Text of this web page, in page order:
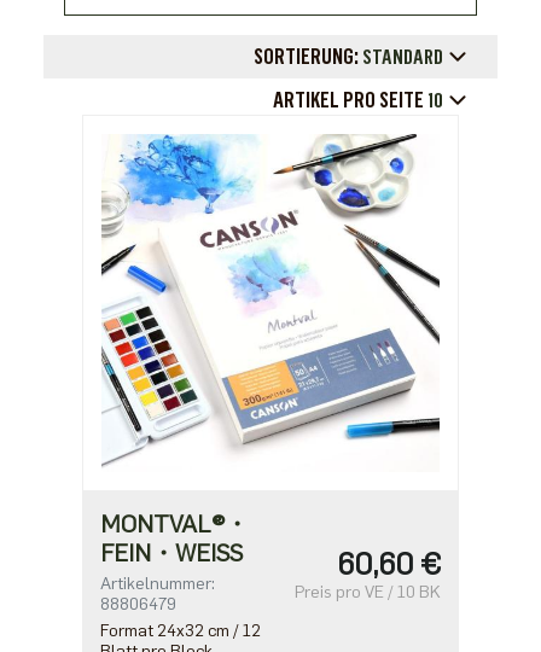
SORTIERUNG: STANDARD
ARTIKEL PRO SEITE 10
MONTVAL®・
FEIN・WEISS
Artikelnummer:
88806479
Format 24x32 cm / 12
60,60 €
Preis pro VE / 10 BK